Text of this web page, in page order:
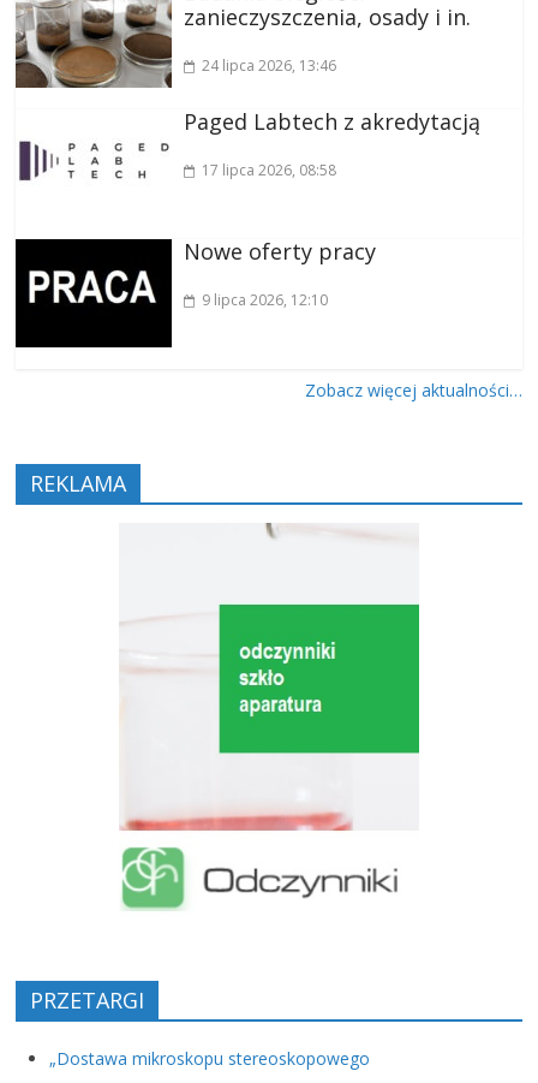
zanieczyszczenia, osady i in.
24 lipca 2026, 13:46
Paged Labtech z akredytacją
17 lipca 2026, 08:58
Nowe oferty pracy
9 lipca 2026, 12:10
Zobacz więcej aktualności…
REKLAMA
PRZETARGI
„Dostawa mikroskopu stereoskopowego